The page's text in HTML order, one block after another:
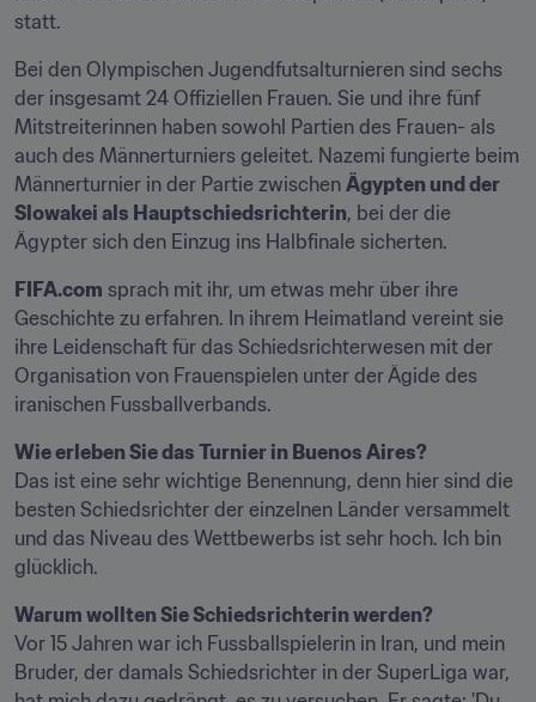
statt.
Bei den Olympischen Jugendfutsalturnieren sind sechs
der insgesamt 24 Offiziellen Frauen. Sie und ihre fünf
Mitstreiterinnen haben sowohl Partien des Frauen- als
auch des Männerturniers geleitet. Nazemi fungierte beim
Männerturnier in der Partie zwischen Ägypten und der
Slowakei als Hauptschiedsrichterin, bei der die
Ägypter sich den Einzug ins Halbfinale sicherten.
FIFA.com sprach mit ihr, um etwas mehr über ihre
Geschichte zu erfahren. In ihrem Heimatland vereint sie
ihre Leidenschaft für das Schiedsrichterwesen mit der
Organisation von Frauenspielen unter der Ägide des
iranischen Fussballverbands.
Wie erleben Sie das Turnier in Buenos Aires?
Das ist eine sehr wichtige Benennung, denn hier sind die
besten Schiedsrichter der einzelnen Länder versammelt
und das Niveau des Wettbewerbs ist sehr hoch. Ich bin
glücklich.
Warum wollten Sie Schiedsrichterin werden?
Vor 15 Jahren war ich Fussballspielerin in Iran, und mein
Bruder, der damals Schiedsrichter in der SuperLiga war,